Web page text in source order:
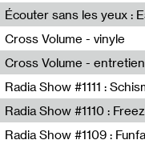
Liza Maignan,Elodie Lecat
Esther Meunier Corfdyr
Cross Volume - vinyle
Cross Volume - entretien
Resonance
Radio WORM